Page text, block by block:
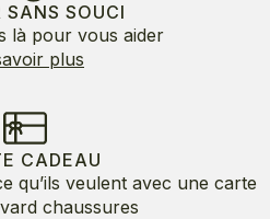
SANS SOUCI
là pour vous aider
plus
CADEAU
qu’ils veulent avec une carte
chaussures